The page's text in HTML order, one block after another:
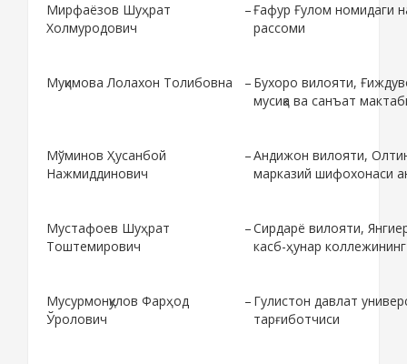
Мирфаёзов Шуҳрат
Холмуродович
–Ғафур Ғулом номидаги
рассоми
Муқимова Лолахон Толибовна – Бухоро вилояти,
мусиқа ва санъат
Мўминов Ҳусанбой
Нажмиддинович
–Андижон вилояти,
марказий шифохонаси
Мустафоев Шуҳрат
Тоштемирович
–Сирдарё вилояти,
касб-ҳунар
Мусурмонқулов Фарҳод
Ўролович
– Гулистон давлат
тарғиботчиси